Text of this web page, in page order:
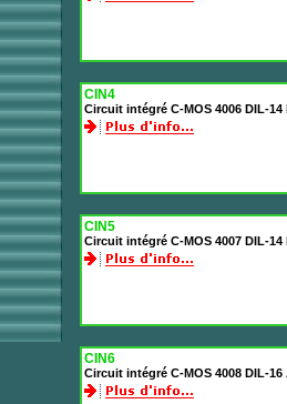
CIN4
Circuit intégré C-MOS 4006 DIL-
CIN5
Circuit intégré C-MOS 4007 DIL-
CIN6
Circuit intégré C-MOS 4008 DIL-